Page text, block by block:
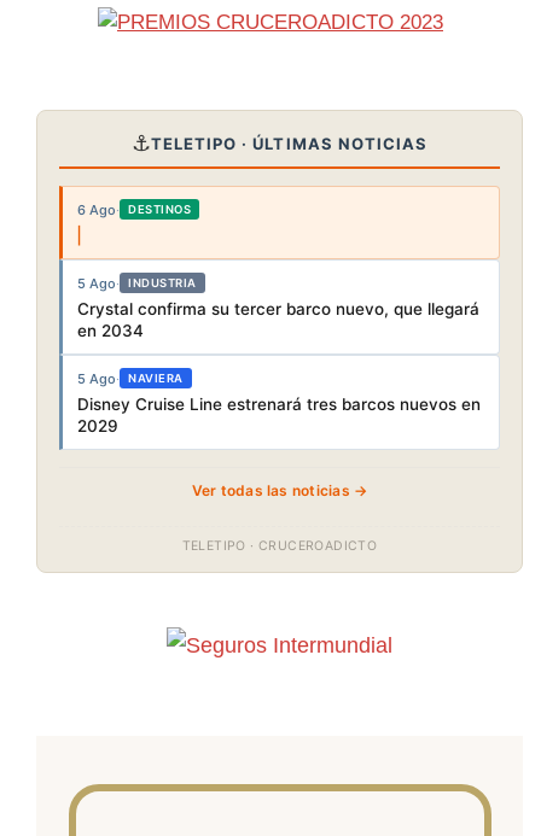
⚓TELETIPO · ÚLTIMAS NOTICIAS
6 Ago· DESTINOS
5 Ago· INDUSTRIA
Crystal confirma su tercer barco nuevo, que llegará
en 2034
5 Ago· NAVIERA
Disney Cruise Line estrenará tres barcos nuevos en
2029
Ver todas las noticias →
TELETIPO · CRUCEROADICTO